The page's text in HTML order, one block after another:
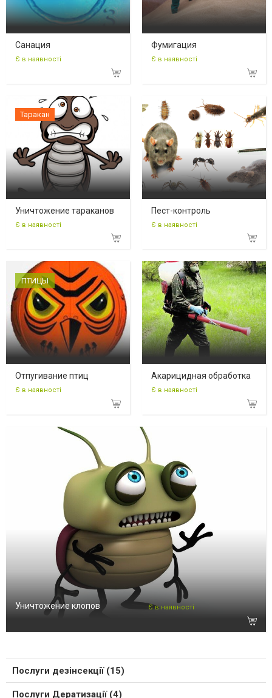
Санация
Є в наявності
Фумигация
Є в наявності
Таракан
Уничтожение тараканов
Є в наявності
Пест-контроль
Є в наявності
ПТИЦЫ
Отпугивание птиц
Є в наявності
Акарицидная обработка
Є в наявності
Уничтожение клопов Є в наявності
Послуги дезінсекції (15)
Послуги Дератизації (4)